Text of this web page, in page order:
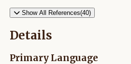
Show All References(40)
Details
Primary Language